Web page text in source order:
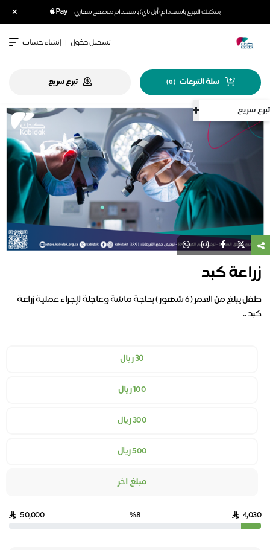
يمكنك التبرع باستخدام (أبل باي) باستخدام متصفح سفاري ×
تبرع سريع
تسجيل دخول | إنشاء حساب
سلة التبرعات (
0
) تبرع سريع
زراعة كبد
طفل يبلغ من العمر ( 6 شهور ) بحاجة ماسّة وعاجلة لإجراء عملية زراعة
٣٠ ريال
100 ريال
300 ريال
500 ريال
مبلغ اخر
4,030
%8
50,000